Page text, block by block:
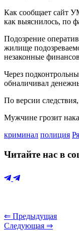
Как сообщает сайт
как выяснилось, по
Подозрение
жилище
незаконные
Через
обналичивал
По версии
Мужчине грозит
криминал полиция
Читайте нас в
⇐ Предыдущая
Следующая ⇒